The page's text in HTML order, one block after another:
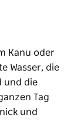
Kanu oder
Wasser, die
und die
Tag
und